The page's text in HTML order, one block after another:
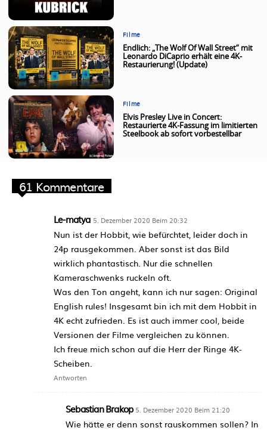
Filme
Endlich: „The Wolf Of Wall Street“ mit
Leonardo DiCaprio erhält eine 4K-
Restaurierung! (Update)
Filme
Elvis Presley Live in Concert:
Restaurierte 4K-Fassung im limitierten
Steelbook ab sofort vorbestellbar
61 Kommentare
Le-matya 5. Dezember 2020 Beim 20:32
Nun ist der Hobbit, wie befürchtet, leider doch in
24p rausgekommen. Aber sonst ist das Bild
wirklich phantastisch. Nur die schnellen
Kameraschwenks ruckeln oft.
Was den Ton angeht, kann ich nur sagen: Original
English rules! Insgesamt bin ich mit dem Hobbit in
4K echt zufrieden. Es ist auch immer cool, beide
Versionen der Filme vergleichen zu können.
Ich freue mich schon auf die Herr der Ringe 4K-
Scheiben.
Antworten
Sebastian Brakop 5. Dezember 2020 Beim 21:20
Wie hätte er denn sonst rauskommen sollen? In